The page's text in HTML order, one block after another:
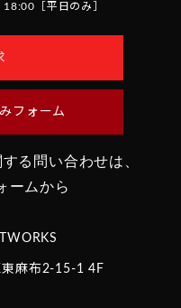
［平日のみ］
フォーム
る問い合わせは、
ームから
麻布2-15-1 4F